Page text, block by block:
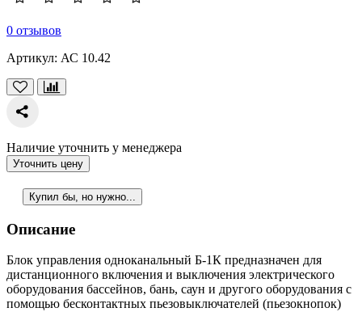
0 отзывов
Артикул: АС 10.42
Наличие уточнить у менеджера
Уточнить цену
Купил бы, но нужно...
Описание
Блок управления одноканальный Б-1К предназначен для
дистанционного включения и выключения электрического
оборудования бассейнов, бань, саун и другого оборудования с
помощью бесконтактных пьезовыключателей (пьезокнопок)